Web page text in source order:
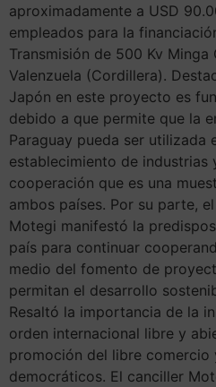
aproximadamente a USD
empleados para la
Transmisión de 500 Kv Minga
Valenzuela (Cordillera).
Japón en este proyecto es
debido a que permite que la
Paraguay pueda ser utilizada
establecimiento de industrias
cooperación que es una
ambos países. Por su parte,
Motegi manifestó la
país para continuar
medio del fomento de
permitan el desarrollo
Resaltó la importancia de la
orden internacional libre y
promoción del libre comercio
democráticos. El canciller